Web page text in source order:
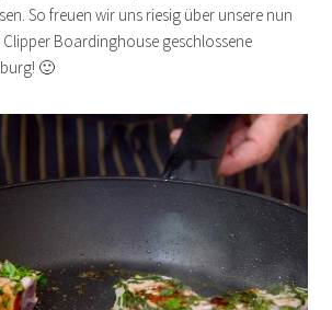
So freuen wir uns riesig über unsere nun
Boardinghouse geschlossene
🙂